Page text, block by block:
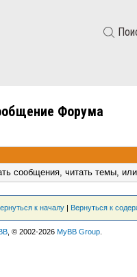
Форума
сообщения, читать темы,
к началу | Вернуться к
, © 2002-2026 MyBB Group